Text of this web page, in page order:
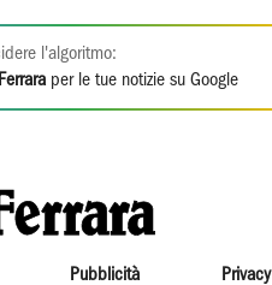
l'algoritmo:
per le tue notizie su Google
Pubblicità Privacy